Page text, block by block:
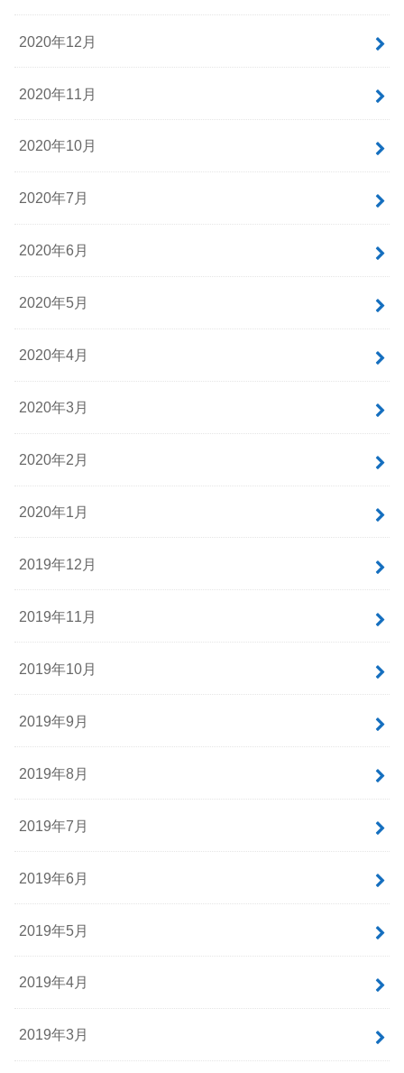
2020年12月
2020年11月
2020年10月
2020年7月
2020年6月
2020年5月
2020年4月
2020年3月
2020年2月
2020年1月
2019年12月
2019年11月
2019年10月
2019年9月
2019年8月
2019年7月
2019年6月
2019年5月
2019年4月
2019年3月